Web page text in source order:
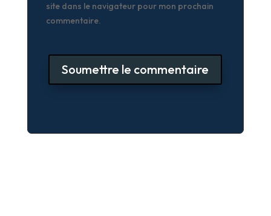
site dans le navigateur pour mon prochain
commentaire.
Soumettre le commentaire